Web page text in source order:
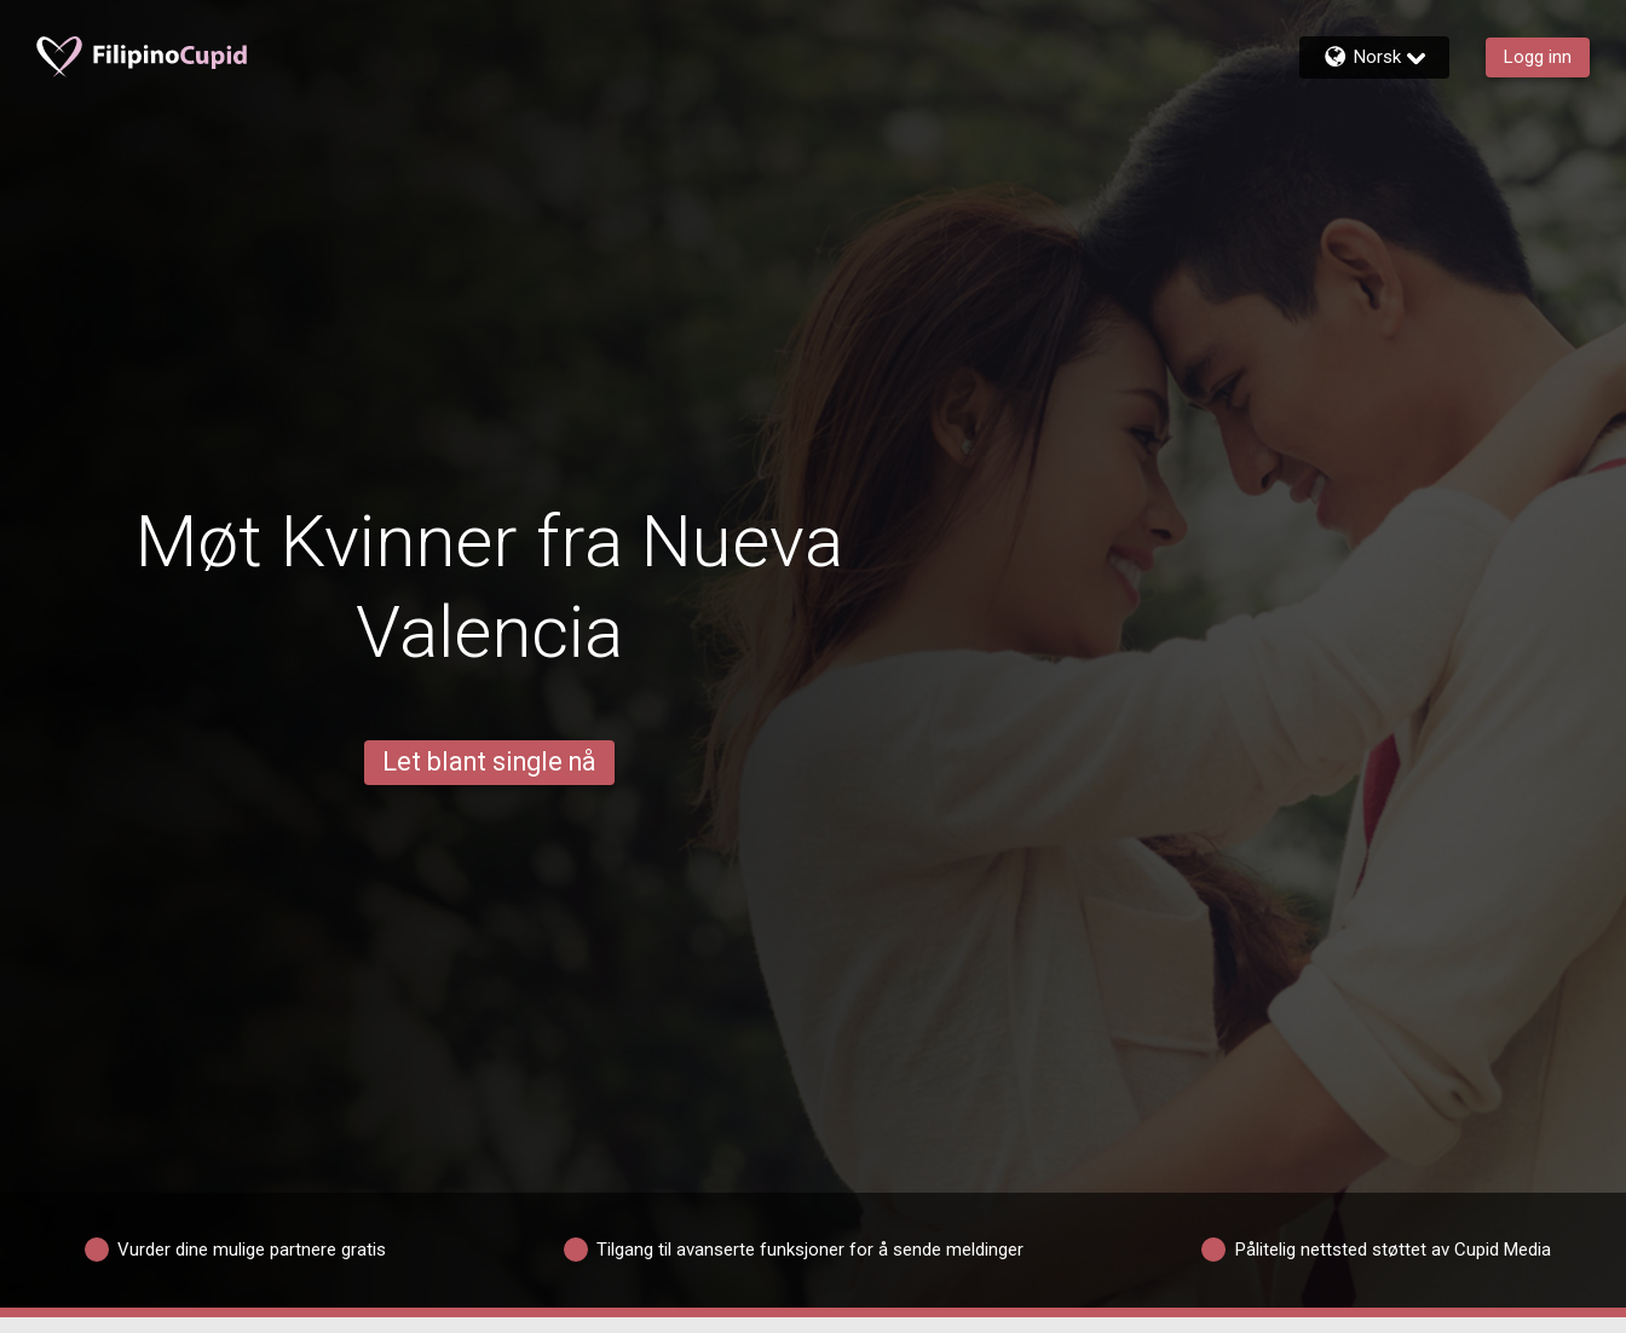
Norsk Logg inn
Møt Kvinner fra Nueva
Valencia
Let blant single nå
Vurder dine mulige partnere gratis Tilgang til avanserte funksjoner for å sende meldinger Pålitelig nettsted støttet av Cupid Media